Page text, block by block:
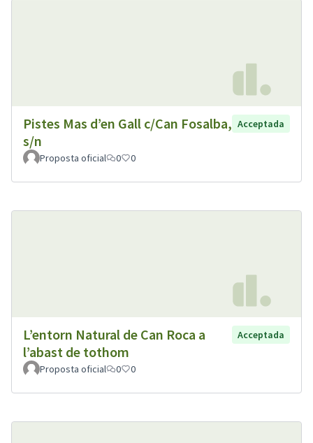
Pistes Mas d’en Gall c/Can Fosalba,
s/n
Acceptada
Proposta oficial 0 0
L’entorn Natural de Can Roca a
l’abast de tothom
Acceptada
Proposta oficial 0 0